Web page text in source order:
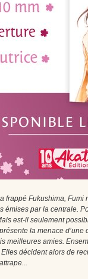
frappé Fukushima, Fumi
émises par la centrale.
est-il seulement
la menace
meilleures amies.
décident alors de